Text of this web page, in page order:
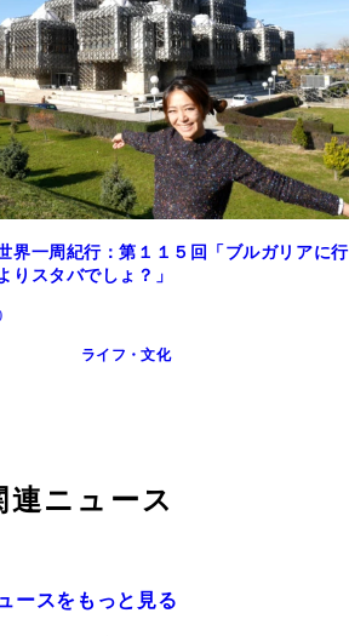
界一周紀行：第１１５回「ブルガリアに行
りスタバでしょ？」
ライフ・文化
連ニュース
ースをもっと見る